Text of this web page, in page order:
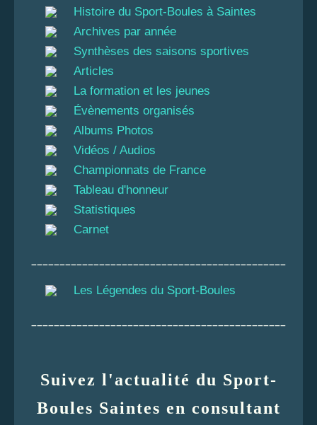
Histoire du Sport-Boules à Saintes
Archives par année
Synthèses des saisons sportives
Articles
La formation et les jeunes
Évènements organisés
Albums Photos
Vidéos / Audios
Championnats de France
Tableau d'honneur
Statistiques
Carnet
Les Légendes du Sport-Boules
Suivez l'actualité du Sport-
Boules Saintes en consultant